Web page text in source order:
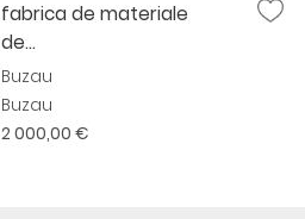
fabrica de materiale
de...
Buzau
Buzau
2 000,00 €